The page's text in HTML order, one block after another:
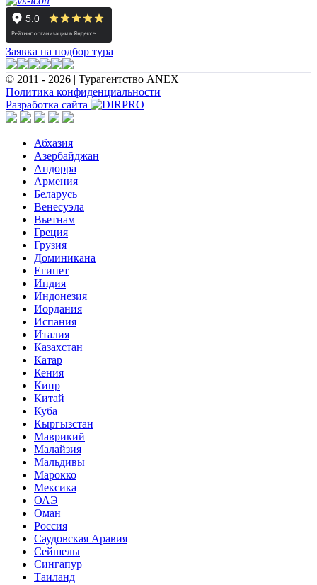
Заявка на подбор тура
© 2011 - 2026 | Турагентство ANEX
Политика конфиденциальности
Разработка сайта
Абхазия
Азербайджан
Андорра
Армения
Беларусь
Венесуэла
Вьетнам
Греция
Грузия
Доминикана
Египет
Индия
Индонезия
Иордания
Испания
Италия
Казахстан
Катар
Кения
Кипр
Китай
Куба
Кыргызстан
Маврикий
Малайзия
Мальдивы
Марокко
Мексика
ОАЭ
Оман
Россия
Саудовская Аравия
Сейшелы
Сингапур
Таиланд